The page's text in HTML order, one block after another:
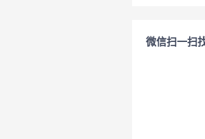
微信扫一扫